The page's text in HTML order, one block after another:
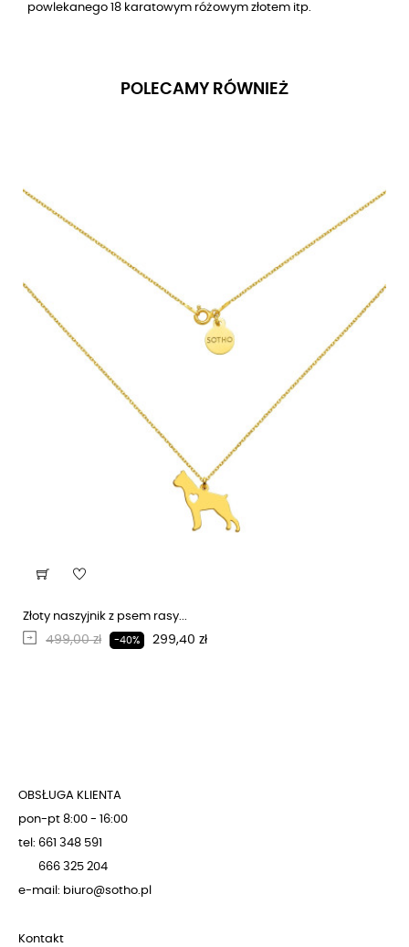
powlekanego 18 karatowym różowym złotem itp.
POLECAMY RÓWNIEŻ
Złoty naszyjnik z psem rasy...
Regularna cena
499,00 zł -40% Cena
299,40 zł
OBSŁUGA KLIENTA
pon-pt 8:00 - 16:00
tel: 661 348 591
666 325 204
e-mail: biuro@sotho.pl
Kontakt